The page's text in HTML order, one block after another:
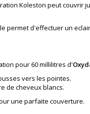
Koleston peut couvrir
permet d'effectuer un
pour 60 millilitres d'
vers les pointes.
de cheveux blancs.
une parfaite couverture.